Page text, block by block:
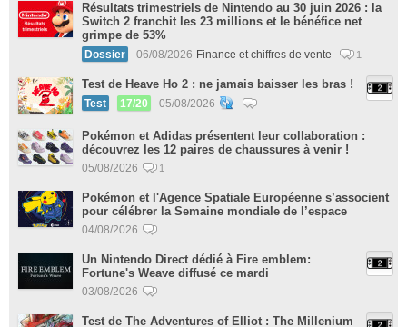
Résultats trimestriels de Nintendo au 30 juin 2026 : la
Switch 2 franchit les 23 millions et le bénéfice net
grimpe de 53%
Dossier 06/08/2026 Finance et chiffres de vente 1
Test de Heave Ho 2 : ne jamais baisser les bras !
Test 17/20 05/08/2026
Pokémon et Adidas présentent leur collaboration :
découvrez les 12 paires de chaussures à venir !
05/08/2026 1
Pokémon et l'Agence Spatiale Européenne s’associent
pour célébrer la Semaine mondiale de l’espace
04/08/2026
Un Nintendo Direct dédié à Fire emblem:
Fortune's Weave diffusé ce mardi
03/08/2026
Test de The Adventures of Elliot : The Millenium